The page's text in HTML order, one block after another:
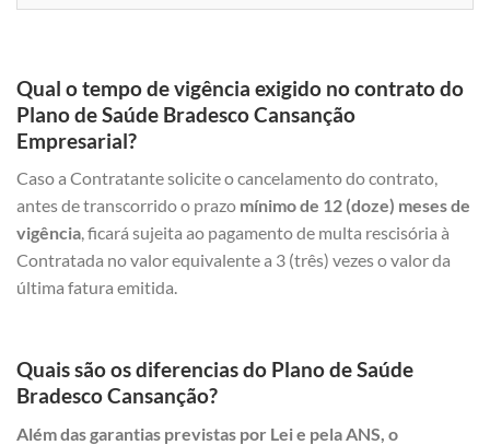
Qual o tempo de vigência exigido no contrato do
Plano de Saúde Bradesco Cansanção
Empresarial?
Caso a Contratante solicite o cancelamento do contrato,
antes de transcorrido o prazo mínimo de 12 (doze) meses de
vigência, ficará sujeita ao pagamento de multa rescisória à
Contratada no valor equivalente a 3 (três) vezes o valor da
última fatura emitida.
Quais são os diferencias do Plano de Saúde
Bradesco Cansanção?
Além das garantias previstas por Lei e pela ANS, o